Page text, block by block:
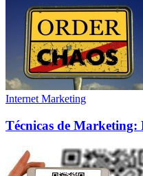
Internet Marketing
Técnicas de Marketing: